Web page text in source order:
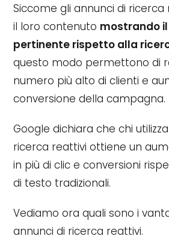
Siccome gli annunci di
il loro contenuto mostrando
pertinente rispetto alla
questo modo permettono di
numero più alto di clienti e
conversione della campagna.
Google dichiara che chi
ricerca reattivi ottiene un
in più di clic e conversioni
di testo tradizionali.
Vediamo ora quali sono i
annunci di ricerca reattivi.